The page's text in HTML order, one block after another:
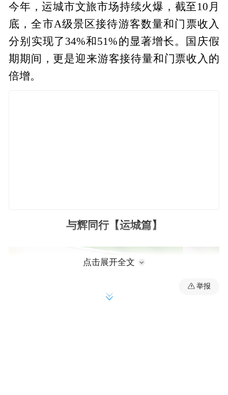
今年，运城市文旅市场持续火爆，截至10月
底，全市A级景区接待游客数量和门票收入
分别实现了34%和51%的显著增长。国庆假
期期间，更是迎来游客接待量和门票收入的
倍增。
与辉同行【运城篇】
点击展开全文
举报